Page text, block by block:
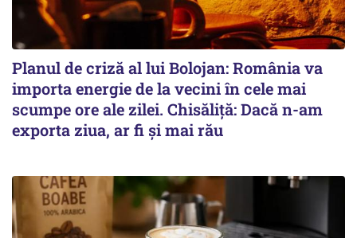
Planul de criză al lui Bolojan: România va
importa energie de la vecini în cele mai
scumpe ore ale zilei. Chisăliță: Dacă n-am
exporta ziua, ar fi și mai rău